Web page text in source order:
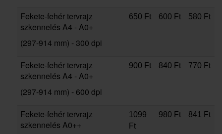
Fekete-fehér tervrajz
szkennelés A4 - A0+
(297-914 mm) - 300 dpi
650 Ft 600 Ft 580 Ft
Fekete-fehér tervrajz
szkennelés A4 - A0+
(297-914 mm) - 600 dpi
900 Ft 840 Ft 770 Ft
Fekete-fehértervrajz
szkennelés A0++
1099
Ft
980 Ft 841 Ft